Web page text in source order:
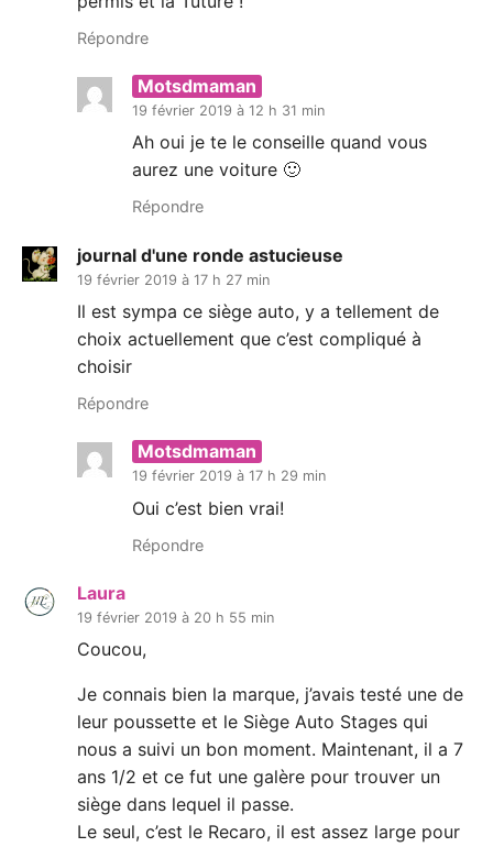
Répondre
Motsdmaman
19 février 2019 à 12 h 31 min
Ah oui je te le conseille quand vous
aurez une voiture 🙂
Répondre
journal d'une ronde astucieuse
19 février 2019 à 17 h 27 min
Il est sympa ce siège auto, y a tellement de
choix actuellement que c’est compliqué à
choisir
Répondre
Motsdmaman
19 février 2019 à 17 h 29 min
Oui c’est bien vrai!
Répondre
Laura
19 février 2019 à 20 h 55 min
Coucou,
Je connais bien la marque, j’avais testé une de
leur poussette et le Siège Auto Stages qui
nous a suivi un bon moment. Maintenant, il a 7
ans 1/2 et ce fut une galère pour trouver un
siège dans lequel il passe.
Le seul, c’est le Recaro, il est assez large pour